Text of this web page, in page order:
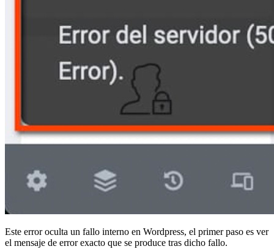
Este error oculta un fallo interno en Wordpress, el primer paso es ver
el mensaje de error exacto que se produce tras dicho fallo.